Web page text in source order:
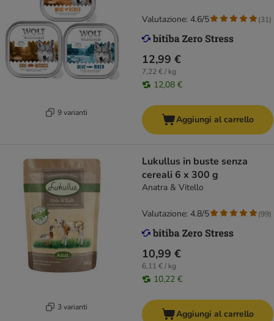
9 varianti
12,99 €
7,22 € / kg
12,08 €
Valutazione: 4.6/5 (31)
Aggiungi al carrello
3 varianti
Lukullus in buste senza
cereali 6 x 300 g
Anatra & Vitello
10,99 €
6,11 € / kg
10,22 €
Valutazione: 4.8/5 (99)
Aggiungi al carrello